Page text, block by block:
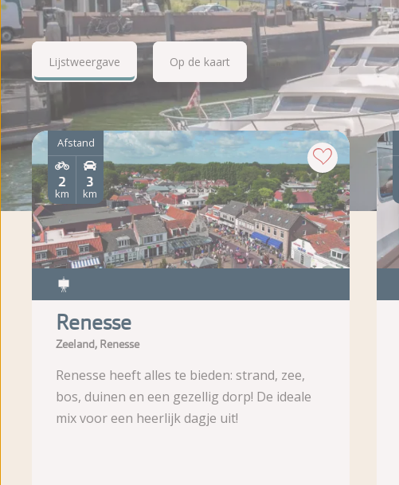
Lijstweergave
Afstand
3
km
2
km
Renesse
Zeeland, Renesse
Renesse heeft alles te bieden: strand, zee,
bos, duinen en een gezellig dorp! De ideale
mix voor een heerlijk dagje uit!
Op de kaart